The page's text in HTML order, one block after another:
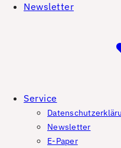
Newsletter
Service
Newsletter
E-Paper